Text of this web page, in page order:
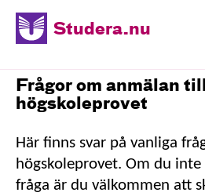
Studera.nu
Frågor om anmälan till
högskoleprovet
Här finns svar på vanliga
högskoleprovet. Om du
fråga är du välkommen att